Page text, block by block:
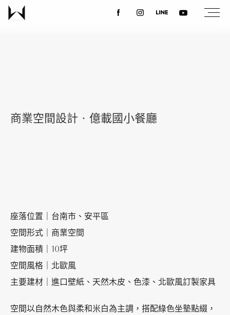
設計案例
商業空間設計‧億載國小餐廳
座落位置｜台南市、安平區
空間形式｜商業空間
建物面積｜10坪
空間風格｜北歐風
主要建材｜進口壁紙、天然木皮、色漆、北歐風訂製家具
空間以自然木色與柔和米白為主調，搭配綠色坐墊點綴，